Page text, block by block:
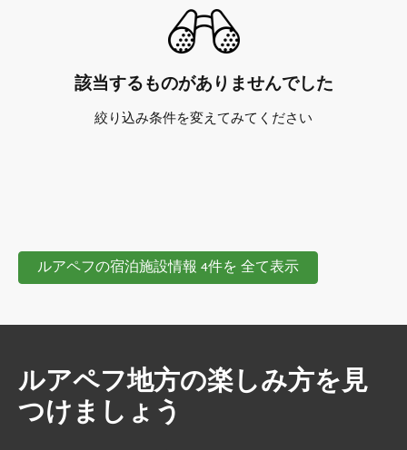
該当するものがありませんでした
絞り込み条件を変えてみてください
ルアペフの宿泊施設情報 4件を 全て表示
ルアペフ地方の楽しみ方を見
つけましょう